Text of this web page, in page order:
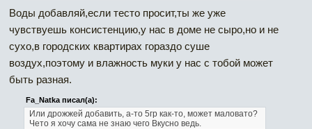
Воды добавляй,если тесто просит,ты же уже
чувствуешь консистенцию,у нас в доме не сыро,но и не
сухо,в городских квартирах гораздо суше
воздух,поэтому и влажность муки у нас с тобой может
быть разная.
Fa_Natka писал(а):
Или дрожжей добавить, а-то 5гр как-то, может маловато?
Чето я хочу сама не знаю чего Вкусно ведь.